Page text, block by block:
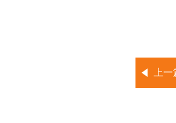
上